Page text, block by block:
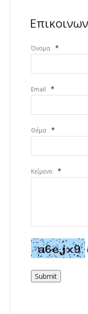
Όνομα *
Email *
Θέμα *
Κείμενο *
Submit